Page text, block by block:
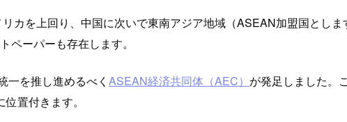
カを上回り、中国に次いで東南アジア地域（ASEAN加盟国としま
ペーパーも存在します。
一を推し進めるべく ASEAN経済共同体（AEC） が発足しました。
置付きます。